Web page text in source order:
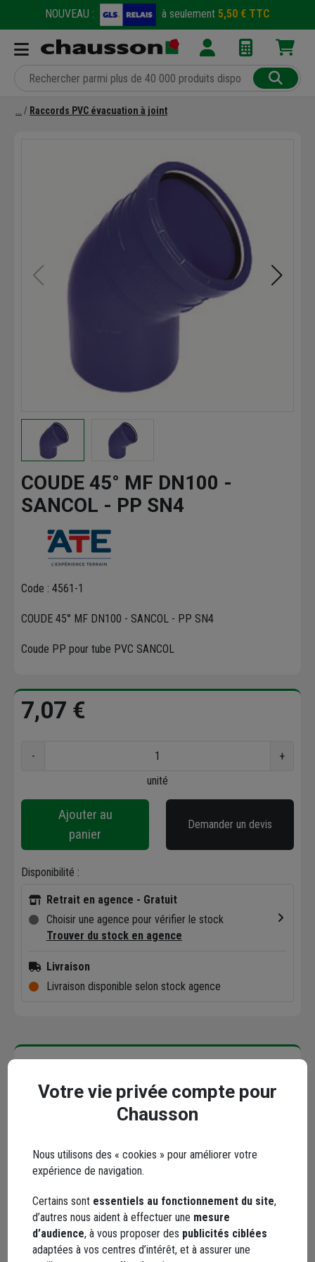
NOUVEAU : à seulement 5,50 € TTC
Raccords PVC évacuation à joint
COUDE 45° MF DN100 -
SANCOL - PP SN4
Code : 4561-1
COUDE 45° MF DN100 - SANCOL - PP SN4
Coude PP pour tube PVC SANCOL
7,07 €
-
+
unité
Ajouter au
panier
Demander un devis
Disponibilité :
Retrait en agence - Gratuit
Choisir une agence pour vérifier le stock
Trouver du stock en agence
Livraison
Livraison disponible selon stock agence
Marque ATE
ATE est une entreprise française spécialisée dans
évacuation, le drainage, l'infiltration et la gestion des
Votre vie privée compte pour
Chausson
Nous utilisons des « cookies » pour améliorer votre
expérience de navigation.
Certains sont essentiels au fonctionnement du site,
d’autres nous aident à effectuer une mesure
d’audience, à vous proposer des publicités ciblées
adaptées à vos centres d’intérêt, et à assurer une